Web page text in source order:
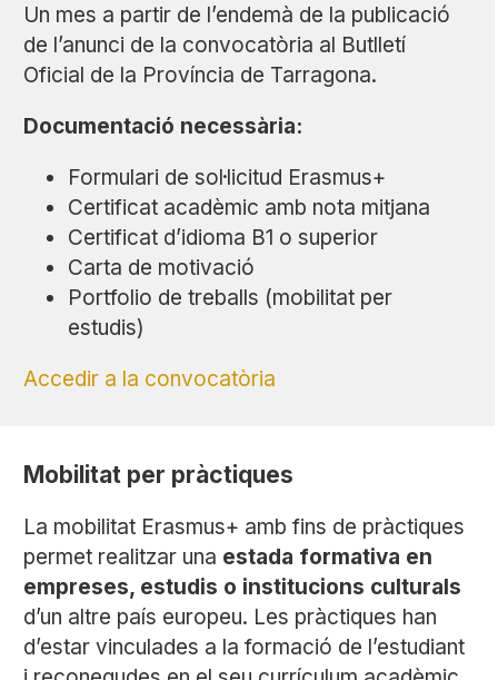
Un mes a partir de l’endemà de la publicació
de l’anunci de la convocatòria al Butlletí
Oficial de la Província de Tarragona.
Documentació necessària:
Formulari de sol·licitud Erasmus+
Certificat acadèmic amb nota mitjana
Certificat d’idioma B1 o superior
Carta de motivació
Portfolio de treballs (mobilitat per
estudis)
Accedir a la convocatòria
Mobilitat per pràctiques
La mobilitat Erasmus+ amb fins de pràctiques
permet realitzar una estada formativa en
empreses, estudis o institucions culturals
d’un altre país europeu. Les pràctiques han
d’estar vinculades a la formació de l’estudiant